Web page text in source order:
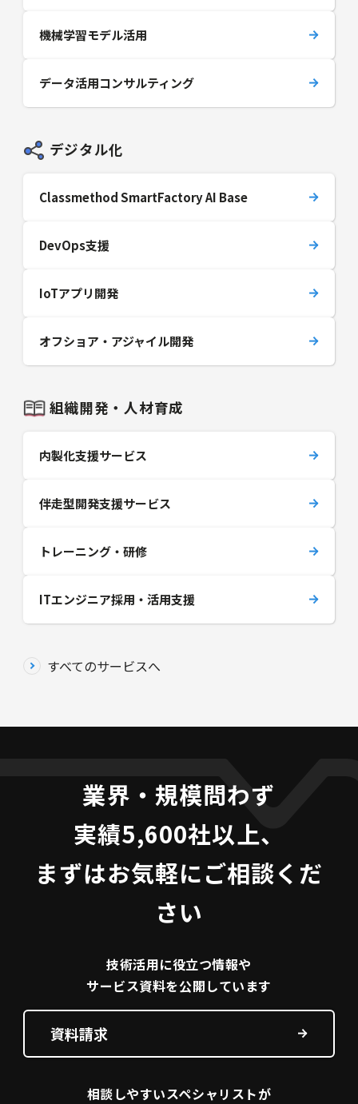
機械学習モデル活用
データ活用コンサルティング
デジタル化
Classmethod SmartFactory AI Base
DevOps支援
IoTアプリ開発
オフショア・アジャイル開発
組織開発・人材育成
内製化支援サービス
伴走型開発支援サービス
トレーニング・研修
ITエンジニア採用・活用支援
すべてのサービスへ
業界・規模問わず
実績5,600社以上、
まずはお気軽にご相談くだ
さい
技術活用に役立つ情報や
サービス資料を公開しています
資料請求
相談しやすいスペシャリストが